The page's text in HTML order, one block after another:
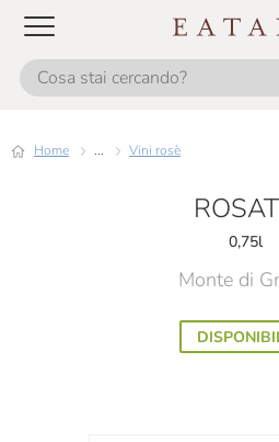
Home ... Vini rosè
0,75l
Monte di